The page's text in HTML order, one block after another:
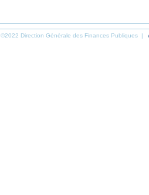
©2022 Direction Générale des Finances Publiques |